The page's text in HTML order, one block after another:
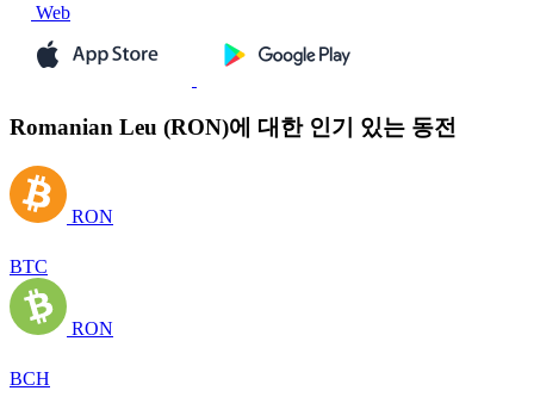
Web
Romanian Leu (RON)에 대한 인기 있는 동전
RON
BTC
RON
BCH